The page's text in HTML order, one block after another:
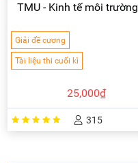
TMU - Kinh tế môi trường
Giải đề cương
Tài liệu thi cuối kì
25,000₫
315